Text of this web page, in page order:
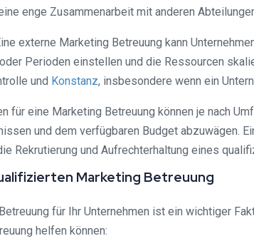
enge Zusammenarbeit mit anderen
externe Marketing Betreuung kann
Perioden einstellen und die Ressourcen
und Konstanz, insbesondere wenn ein
für eine Marketing Betreuung können je nach
und dem verfügbaren Budget
Rekrutierung und Aufrechterhaltung eines
Marketing Betreuung
für Ihr Unternehmen ist ein wichtiger
helfen können: